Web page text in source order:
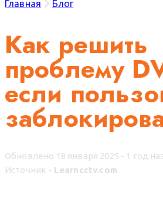
Главная Блог
Как решить
проблему
если
Обновлено 18 января 2025 - 1 год
Источник - Learncctv.com.